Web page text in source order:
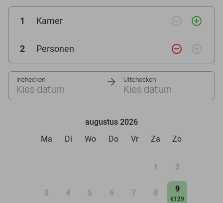
1 Kamer remove_circle_outline add_circle_outline
2 Personen remove_circle_outline add_circle_outline
Inchecken
Kies datum
Uitchecken
Kies datum
augustus 2026
Ma
Di Wo Do Vr Za Zo
1 2
3 4 5 6 7 8 9
€129